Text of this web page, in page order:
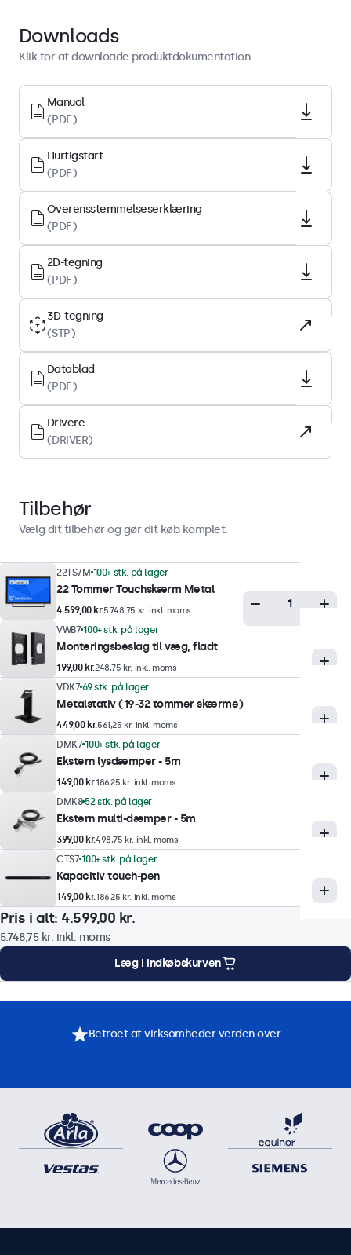
Display-arkitektur
Højde-breddeforhold
16:9 (4:3 justerbar)
Native opløsning
1920 x 1080
Pixel pr. tomme
102 PPI
Diagonal størrelse
21.6 tommer (548 mm)
Paneltype
IPS-LCD
Baggrundsbelysning
LED
Skærmoverflade
Hærdet glas
Understøttede orienteringer
Maksimal lysstyrke
Minimum lysstyrke
1 nit
Kontrast
3000:1
Betragtningsvinkel
178° Horisontal, 178° vertikal
Responstid
10 ms
Understøttede opløsninger
1920 x 1080 (max), 640 x 480 (min)
Touch-teknologi
Kapacitiv
Berøringspunkter
10-trykpunkter (Multi-Touch)
Kontrol
Understøttelse af gestus
Touch-drivere
Download drivere til touchskærm
Driftsfunktioner
Dobbelt integrerede højttalere
Downloads
Klik for at downloade produktdokumentation.
Manual
(PDF)
Hurtigstart
(PDF)
Overensstemmelseserklæring
(PDF)
2D-tegning
(PDF)
3D-tegning
(STP)
Datablad
(PDF)
Drivere
(DRIVER)
Tilbehør
Vælg dit tilbehør og gør dit køb komplet.
22TS7M 100+ stk. på lager
22 Tommer Touchskærm Metal
4.599,00 kr.5.748,75 kr. inkl. moms
VWB7 100+ stk. på lager
Monteringsbeslag til væg, fladt
199,00 kr.248,75 kr. inkl. moms
VDK7 69 stk. på lager
Metalstativ (19-32 tommer skærme)
449,00 kr.561,25 kr. inkl. moms
DMK7 100+ stk. på lager
Ekstern lysdæmper - 5m
149,00 kr.186,25 kr. inkl. moms
DMK8 52 stk. på lager
Ekstern multi-dæmper - 5m
399,00 kr.498,75 kr. inkl. moms
CTS7 100+ stk. på lager
Kapacitiv touch-pen
149,00 kr.186,25 kr. inkl. moms
Pris i alt: 4.599,00 kr.
5.748,75 kr. inkl. moms
Læg i indkøbskurven
Specifikationer Downloads Tilbehør
Betroet af virksomheder verden over